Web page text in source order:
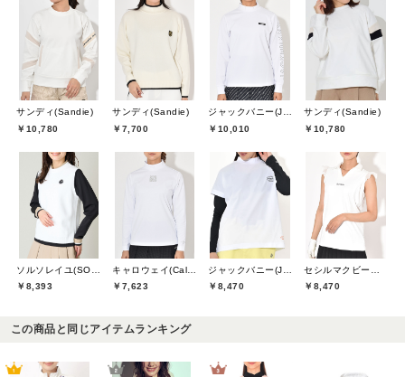
サンディ(Sandie)
￥10,780
サンディ(Sandie)
￥7,700
ジャックバニー(Jack Bunny)
￥10,010
サンディ(Sandie)
￥10,780
ソルソレイユ(SOUS LE SOLEIL)
￥8,393
キャロウェイ(Callaway)
￥7,623
ジャックバニー(Jack Bunny)
￥8,470
セシルマクビーグリーン(CECIL McBEE green)
￥8,470
この商品と同じアイテムランキング